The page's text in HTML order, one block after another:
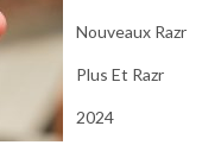
Nouveaux Razr
Plus Et Razr
2024